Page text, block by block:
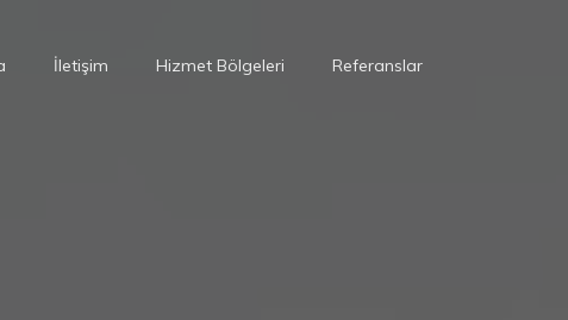
İletişim Hizmet Bölgeleri Referanslar